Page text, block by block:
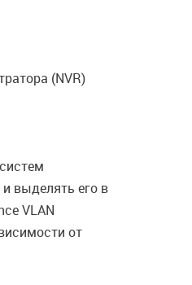
(NVR)
выделять его в
VLAN
от